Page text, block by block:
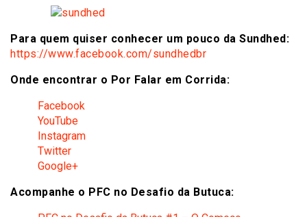
Para quem quiser conhecer um pouco da Sundhed:
https://www.facebook.com/sundhedbr
Onde encontrar o Por Falar em Corrida:
Facebook
YouTube
Instagram
Twitter
Google+
Acompanhe o PFC no Desafio da Butuca: